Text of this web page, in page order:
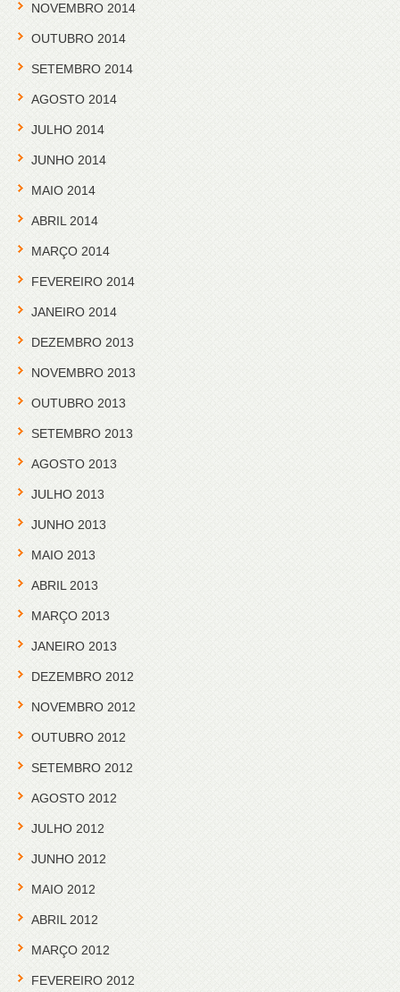
NOVEMBRO 2014
OUTUBRO 2014
SETEMBRO 2014
AGOSTO 2014
JULHO 2014
JUNHO 2014
MAIO 2014
ABRIL 2014
MARÇO 2014
FEVEREIRO 2014
JANEIRO 2014
DEZEMBRO 2013
NOVEMBRO 2013
OUTUBRO 2013
SETEMBRO 2013
AGOSTO 2013
JULHO 2013
JUNHO 2013
MAIO 2013
ABRIL 2013
MARÇO 2013
JANEIRO 2013
DEZEMBRO 2012
NOVEMBRO 2012
OUTUBRO 2012
SETEMBRO 2012
AGOSTO 2012
JULHO 2012
JUNHO 2012
MAIO 2012
ABRIL 2012
MARÇO 2012
FEVEREIRO 2012